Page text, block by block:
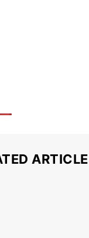
ARTICLE